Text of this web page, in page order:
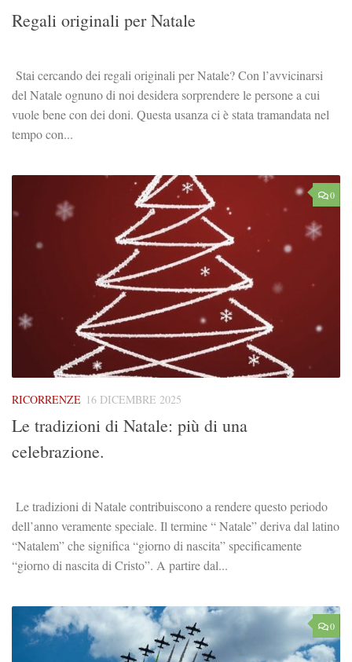
Regali originali per Natale
Stai cercando dei regali originali per Natale? Con l’avvicinarsi
del Natale ognuno di noi desidera sorprendere le persone a cui
vuole bene con dei doni. Questa usanza ci è stata tramandata nel
tempo con...
0
RICORRENZE 16 DICEMBRE 2025
Le tradizioni di Natale: più di una
celebrazione.
Le tradizioni di Natale contribuiscono a rendere questo periodo
dell’anno veramente speciale. Il termine “ Natale” deriva dal latino
“Natalem” che significa “giorno di nascita” specificamente
“giorno di nascita di Cristo”. A partire dal...
0